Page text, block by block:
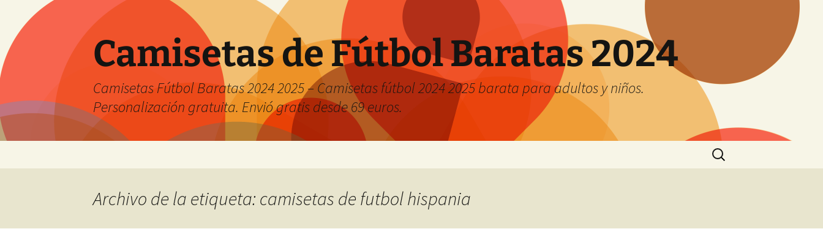
Camisetas de Fútbol Baratas 2024
Camisetas Fútbol Baratas 2024 2025 – Camisetas fútbol 2024 2025 barata para adultos y niños.
Personalización gratuita. Envió gratis desde 69 euros.
Buscar:
Archivo de la etiqueta: camisetas de futbol hispania